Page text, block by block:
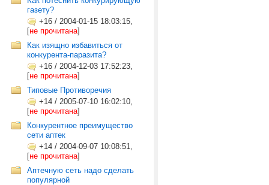
газету?
+16 / 2004-01-15 18:03:15,
[не прочитана]
Как изящно избавиться от
конкурента-паразита?
+16 / 2004-12-03 17:52:23,
[не прочитана]
Типовые Противоречия
+14 / 2005-07-10 16:02:10,
[не прочитана]
Конкурентное преимущество
сети аптек
+14 / 2004-09-07 10:08:51,
[не прочитана]
Аптечную сеть надо сделать
популярной